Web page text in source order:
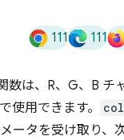
111 111
数は、R、G、B チ
使用できます。
ータを受け取り、